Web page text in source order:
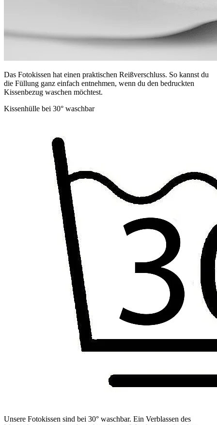
Das Fotokissen hat einen praktischen Reißverschluss. So kannst du
die Füllung ganz einfach entnehmen, wenn du den bedruckten
Kissenbezug waschen möchtest.
Kissenhülle bei 30° waschbar
Unsere Fotokissen sind bei 30° waschbar. Ein Verblassen des